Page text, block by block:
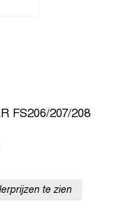
FS206/207/208
te zien